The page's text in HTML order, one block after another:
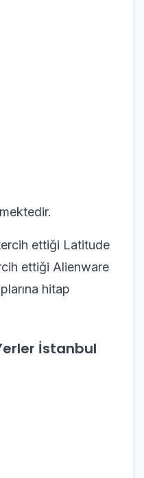
tercih ettiği Latitude
ettiği Alienware
hitap
İstanbul